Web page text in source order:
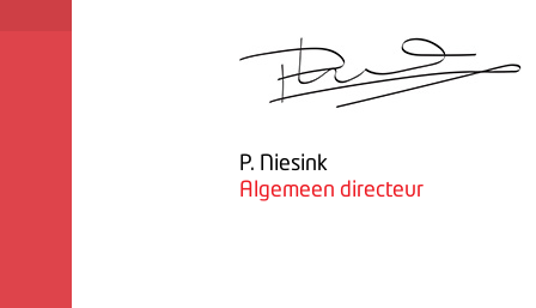
P. Niesink
Algemeen directeur